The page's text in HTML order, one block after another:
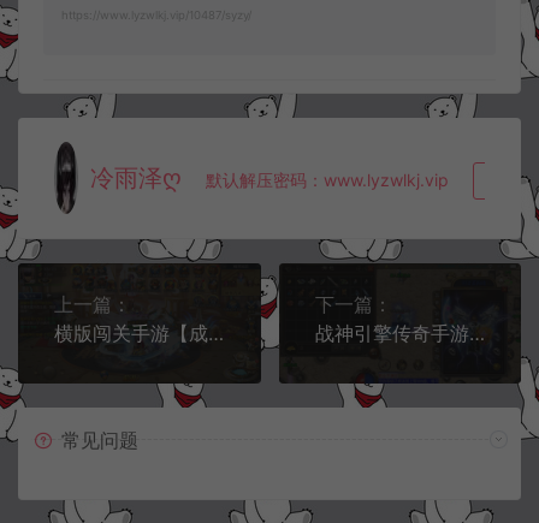
https://www.lyzwlkj.vip/10487/syzy/
冷雨泽ღ 默认解压密码：www.lyzwlkj.vip 复
上一篇：
横版闯关手游【成神之路阿拉德龙环版】11月最新整理Linux手工服务端+总后台+GM授权后台+安卓苹果双端+详细搭建教程
下一篇：
战神引擎传奇手游【白山沉默帝王合成三职业】12月最新整理Win一键服务端+GM后台+安卓+详细搭建教程
常见问题